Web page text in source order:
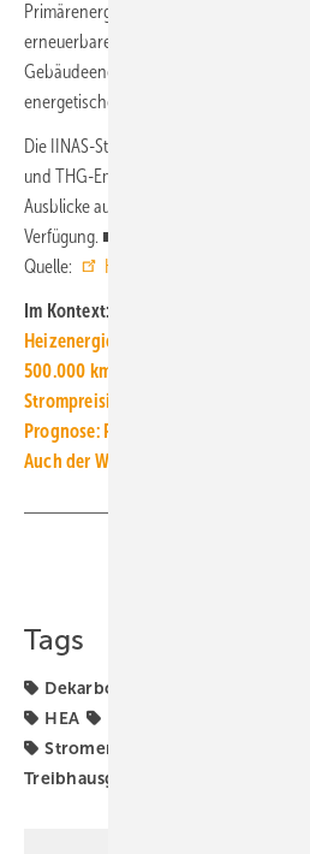
Primärenergiefaktoren (PEF)
erneuerbarer Anteil (PEF
Gebäudeenergiegesetz (GEG) oder in
energetische Bilanzierung herangezogen.
Die IINAS-Studie „Der nichterneuerbare
und THG-Emissionen des deutschen
Ausblicke auf 2030 und 2050“ steht als
Verfügung. ■
Quelle:
HEA
Im Kontext:
Heizenergiekosten:
500.000 km Kabel und 500.000
Strompreisindex und Gaspreisindex
Prognose: Primärenergieverbrauch
Auch der Winter-Strommix ist grün
Tags
Dekarbonisierung
HEA
Stromerzeugung
Treibhausgasemissionen